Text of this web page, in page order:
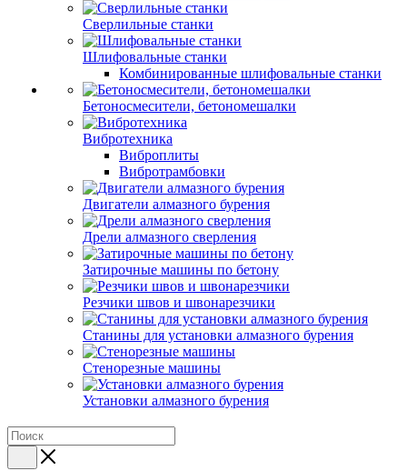
Сверлильные станки
Шлифовальные станки
Комбинированные шлифовальные станки
Бетоносмесители, бетономешалки
Вибротехника
Виброплиты
Вибротрамбовки
Двигатели алмазного бурения
Дрели алмазного сверления
Затирочные машины по бетону
Резчики швов и швонарезчики
Станины для установки алмазного бурения
Стенорезные машины
Установки алмазного бурения